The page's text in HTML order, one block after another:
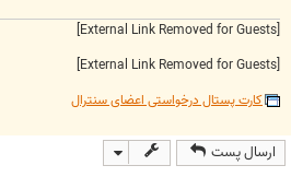
[External Link Removed for Guests]
[External Link Removed for Guests]
کارت پستال درخواستی اعضای سنترال
ارسال پست